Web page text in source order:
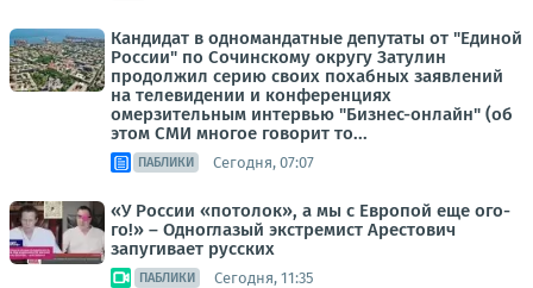
Кандидат в одномандатные депутаты от "Единой
России" по Сочинскому округу Затулин
продолжил серию своих похабных заявлений
на телевидении и конференциях
омерзительным интервью "Бизнес-онлайн" (об
этом СМИ многое говорит то...
ПАБЛИКИ Сегодня, 07:07
«У России «потолок», а мы с Европой еще ого-
го!» – Одноглазый экстремист Арестович
запугивает русских
ПАБЛИКИ Сегодня, 11:35